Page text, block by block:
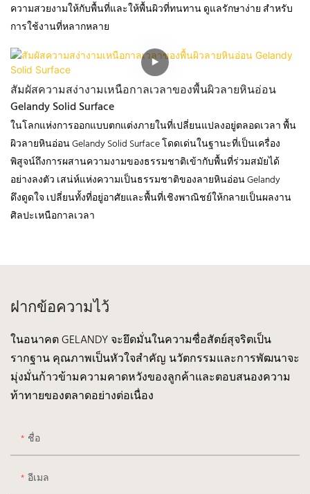
ความสวยงามให้กับพื้นที่และให้พื้นผิวที่ทนทาน ดูแลรักษาง่าย สำหรับ
การใช้งานที่หลากหลาย
สัมผัสความสง่างามเหนือกาลเวลาของพื้นผิวลายหินอ่อน
Gelandy Solid Surface
ในโลกแห่งการออกแบบตกแต่งภายในที่เปลี่ยนแปลงอยู่ตลอดเวลา พื้น
ผิวลายหินอ่อน Gelandy Solid Surface โดดเด่นในฐานะที่เป็นเครื่อง
พิสูจน์ถึงการผสานความงามของธรรมชาติเข้ากับพื้นที่ร่วมสมัยได้
อย่างลงตัว เสน่ห์แห่งความเป็นธรรมชาติของลายหินอ่อน Gelandy
ดึงดูดใจ เปลี่ยนทั้งที่อยู่อาศัยและพื้นที่เชิงพาณิชย์ให้กลายเป็นผลงาน
ศิลปะเหนือกาลเวลา
ฝากข้อความไว้
ในอนาคต GELANDY จะยึดมั่นในความซื่อสัตย์สุจริตเป็น
รากฐาน คุณภาพเป็นหัวใจสำคัญ นวัตกรรมและการพัฒนาจะ
มุ่งมั่นก้าวข้ามความคาดหวังของลูกค้าและตอบสนองความ
ท้าทายของตลาดอย่างต่อเนื่อง
ชื่อ
อีเมล